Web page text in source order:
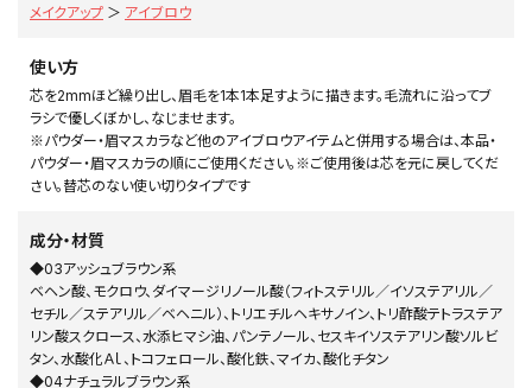
メイクアップ ＞ アイブロウ
使い方
芯を2mmほど繰り出し、眉毛を1本1本足すように描きます。毛流れに沿ってブ
ラシで優しくぼかし、なじませます。
※パウダー・眉マスカラなど他のアイブロウアイテムと併用する場合は、本品・
パウダー・眉マスカラの順にご使用ください。※ご使用後は芯を元に戻してくだ
さい。替芯のない使い切りタイプです
成分・材質
◆03アッシュブラウン系
ベヘン酸、モクロウ、ダイマージリノール酸（フィトステリル／イソステアリル／
セチル／ステアリル／ベヘニル）、トリエチルヘキサノイン、トリ酢酸テトラステア
リン酸スクロース、水添ヒマシ油、パンテノール、セスキイソステアリン酸ソルビ
タン、水酸化Ａｌ、トコフェロール、酸化鉄、マイカ、酸化チタン
◆04ナチュラルブラウン系